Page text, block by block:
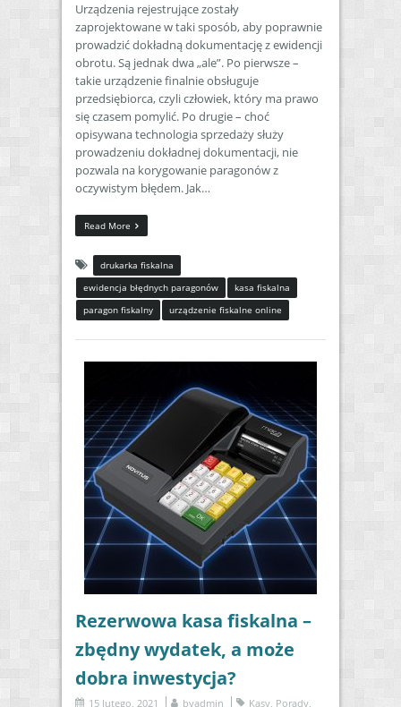
Urządzenia rejestrujące zostały
zaprojektowane w taki sposób, aby poprawnie
prowadzić dokładną dokumentację z ewidencji
obrotu. Są jednak dwa „ale”. Po pierwsze –
takie urządzenie finalnie obsługuje
przedsiębiorca, czyli człowiek, który ma prawo
się czasem pomylić. Po drugie – choć
opisywana technologia sprzedaży służy
prowadzeniu dokładnej dokumentacji, nie
pozwala na korygowanie paragonów z
oczywistym błędem. Jak…
Read More
drukarka fiskalna
ewidencja błędnych paragonów
kasa fiskalna
paragon fiskalny
urządzenie fiskalne online
Rezerwowa kasa fiskalna –
zbędny wydatek, a może
dobra inwestycja?
15 lutego, 2021 byadmin Kasy, Porady,